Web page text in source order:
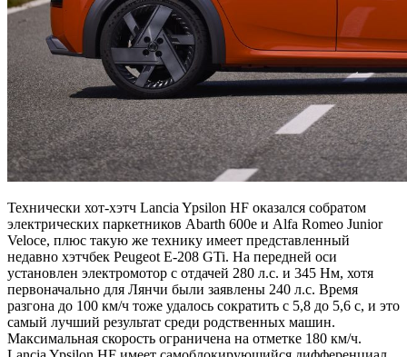
Технически хот-хэтч Lancia Ypsilon HF оказался собратом
электрических паркетников Abarth 600e и Alfa Romeo Junior
Veloce, плюс такую же технику имеет представленный
недавно хэтчбек Peugeot E-208 GTi. На передней оси
установлен электромотор с отдачей 280 л.с. и 345 Нм, хотя
первоначально для Лянчи были заявлены 240 л.с. Время
разгона до 100 км/ч тоже удалось сократить с 5,8 до 5,6 с, и это
самый лучший результат среди родственных машин.
Максимальная скорость ограничена на отметке 180 км/ч.